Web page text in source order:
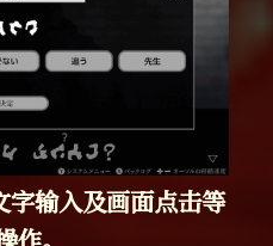
输入及画面点击等